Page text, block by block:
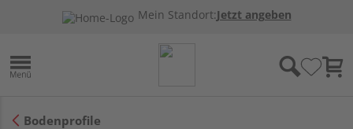
Mein Standort:Jetzt angeben
Bodenprofile